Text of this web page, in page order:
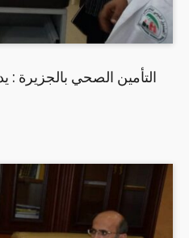
التأمين الصحي بالجزيرة